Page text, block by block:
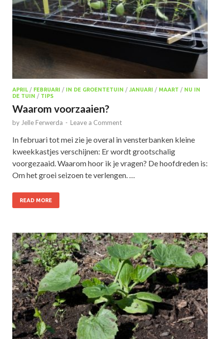
APRIL / FEBRUARI / IN DE GROENTETUIN / JANUARI / MAART / NU IN
DE TUIN / TIPS
Waarom voorzaaien?
by Jelle Ferwerda - Leave a Comment
In februari tot mei zie je overal in vensterbanken kleine
kweekkastjes verschijnen: Er wordt grootschalig
voorgezaaid. Waarom hoor ik je vragen? De hoofdreden is:
Om het groei seizoen te verlengen. …
READ MORE